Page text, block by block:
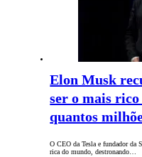
Elon Musk
ser o mais
quantos
O CEO da Tesla e fundador da
rica do mundo, destronando…